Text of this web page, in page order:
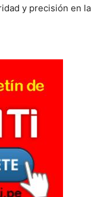
y precisión en la